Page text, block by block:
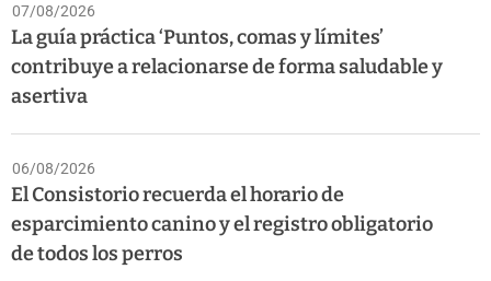
07/08/2026
La guía práctica ‘Puntos, comas y límites’
contribuye a relacionarse de forma saludable y
asertiva
06/08/2026
El Consistorio recuerda el horario de
esparcimiento canino y el registro obligatorio
de todos los perros